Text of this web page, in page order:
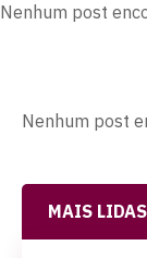
Nenhum post
Nenhum post
MAIS LIDAS